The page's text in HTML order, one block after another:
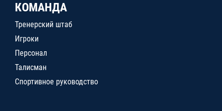
КОМАНДА
Тренерский штаб
Игроки
Персонал
Талисман
Спортивное руководство